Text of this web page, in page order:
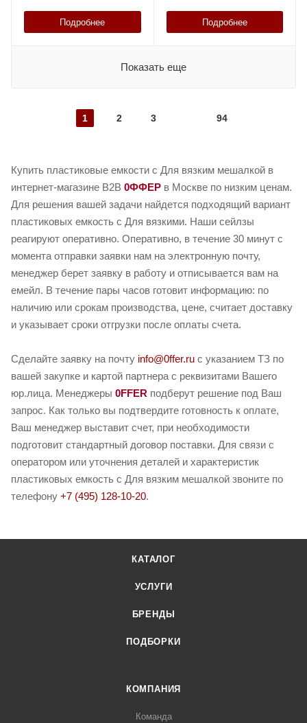
Подробнее Подробнее
Показать еще
1 2 3 94
Купить пластиковые емкости с Для вязким мешалкой в
интернет-магазине B2B 0ФФЕР в Москве по низким ценам.
Для решения вашей задачи найдется подходящий вариант
пластиковых емкость с Для вязкими. Наши сейлзы
реагируют оперативно. Оперативно, в течение 30 минут с
момента отправки заявки нам на электронную почту,
менеджер берет заявку в работу и отписывается вам на
емейл. В течение пары часов готовит информацию: по
наличию или срокам производства, цене, считает доставку
и указывает сроки отгрузки после оплаты счета.
Сделайте заявку на почту info@0ffer.ru с указанием ТЗ по
вашей закупке и картой партнера с реквизитами Вашего
юр.лица. Менеджеры 0FFER подберут решение под Ваш
запрос. Как только вы подтвердите готовность к оплате,
Ваш менеджер выставит счет, при необходимости
подготовит стандартный договор поставки. Для связи с
оператором или уточнения деталей и характеристик
пластиковых емкость с Для вязким мешалкой звоните по
телефону +7 (495) 128-10-20.
КАТАЛОГ
УСЛУГИ
БРЕНДЫ
ПОДБОРКИ
КОМПАНИЯ
Команда